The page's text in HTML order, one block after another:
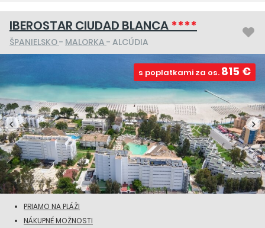
IBEROSTAR CIUDAD BLANCA****
ŠPANIELSKO- MALORKA - ALCÚDIA
s poplatkami za os. 815 €
PRIAMO NA PLÁŽI
NÁKUPNÉ MOŽNOSTI